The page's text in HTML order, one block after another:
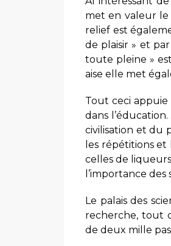
met en valeur le
relief est
de plaisir » et
toute pleine »
aise elle met
Tout ceci
dans
civilisation et du
les répétitions et
celles de
l’importance
Le palais des
recherche, tout
de deux mille